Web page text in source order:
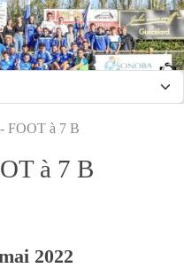
FOOT à 7 B
à 7 B
2022